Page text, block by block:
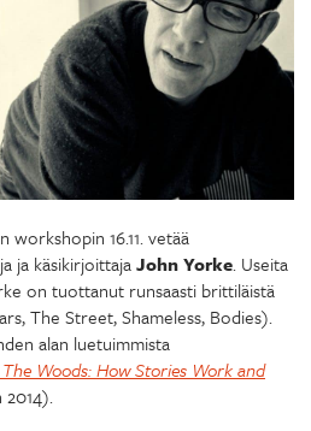
workshopin 16.11. vetää
ja käsikirjoittajaJohn Yorke. Useita
on tuottanut runsaasti brittiläistä
The Street, Shameless, Bodies).
alan luetuimmista
Woods: How Stories Work and
2014).